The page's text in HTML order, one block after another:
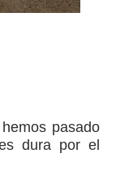
pasado
dura por el